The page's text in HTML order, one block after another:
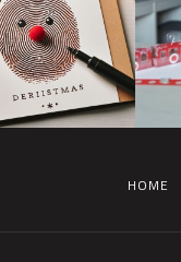
HOME